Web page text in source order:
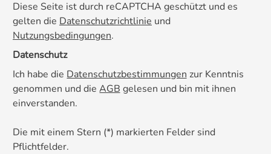
Diese Seite ist durch reCAPTCHA geschützt und es
gelten die Datenschutzrichtlinie und
Nutzungsbedingungen.
Datenschutz
Ich habe die Datenschutzbestimmungen zur Kenntnis
genommen und die AGB gelesen und bin mit ihnen
einverstanden.
Die mit einem Stern (*) markierten Felder sind
Pflichtfelder.